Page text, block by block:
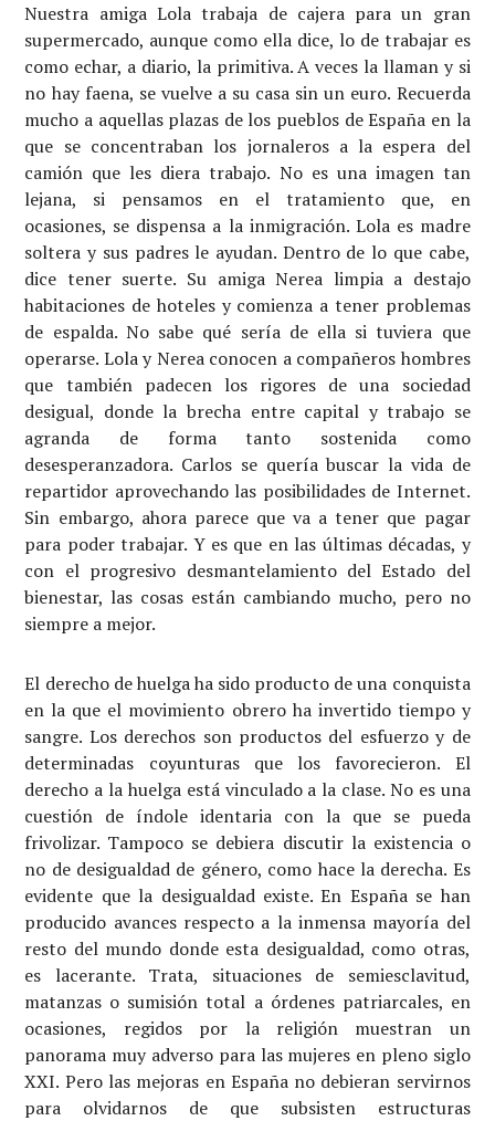
Nuestra amiga Lola trabaja de cajera para un gran
supermercado, aunque como ella dice, lo de trabajar es
como echar, a diario, la primitiva. A veces la llaman y si
no hay faena, se vuelve a su casa sin un euro. Recuerda
mucho a aquellas plazas de los pueblos de España en la
que se concentraban los jornaleros a la espera del
camión que les diera trabajo. No es una imagen tan
lejana, si pensamos en el tratamiento que, en
ocasiones, se dispensa a la inmigración. Lola es madre
soltera y sus padres le ayudan. Dentro de lo que cabe,
dice tener suerte. Su amiga Nerea limpia a destajo
habitaciones de hoteles y comienza a tener problemas
de espalda. No sabe qué sería de ella si tuviera que
operarse. Lola y Nerea conocen a compañeros hombres
que también padecen los rigores de una sociedad
desigual, donde la brecha entre capital y trabajo se
agranda de forma tanto sostenida como
desesperanzadora. Carlos se quería buscar la vida de
repartidor aprovechando las posibilidades de Internet.
Sin embargo, ahora parece que va a tener que pagar
para poder trabajar. Y es que en las últimas décadas, y
con el progresivo desmantelamiento del Estado del
bienestar, las cosas están cambiando mucho, pero no
siempre a mejor.
El derecho de huelga ha sido producto de una conquista
en la que el movimiento obrero ha invertido tiempo y
sangre. Los derechos son productos del esfuerzo y de
determinadas coyunturas que los favorecieron. El
derecho a la huelga está vinculado a la clase. No es una
cuestión de índole identaria con la que se pueda
frivolizar. Tampoco se debiera discutir la existencia o
no de desigualdad de género, como hace la derecha. Es
evidente que la desigualdad existe. En España se han
producido avances respecto a la inmensa mayoría del
resto del mundo donde esta desigualdad, como otras,
es lacerante. Trata, situaciones de semiesclavitud,
matanzas o sumisión total a órdenes patriarcales, en
ocasiones, regidos por la religión muestran un
panorama muy adverso para las mujeres en pleno siglo
XXI. Pero las mejoras en España no debieran servirnos
para olvidarnos de que subsisten estructuras